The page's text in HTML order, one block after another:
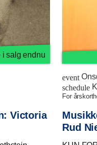
i salg endnu
Victoria
event
schedule
for
Rud